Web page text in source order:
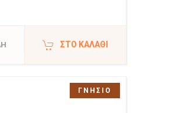
ΣΤΟ ΚΑΛΆΘΙ
ΓΝΗΣΙΟ